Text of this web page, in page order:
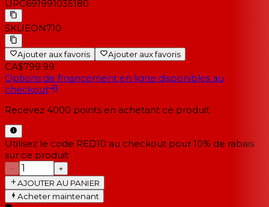
UPC691991035180
SKUEON710
Ajouter aux favoris Ajouter aux favoris
CA$799.99
Options de financement en ligne disponibles au
checkout
Recevez 4000 points en achetant ce produit
Utilisez le code RED10 au checkout pour 10% de rabais
sur ce produit
−
+
AJOUTER AU PANIER
Acheter maintenant